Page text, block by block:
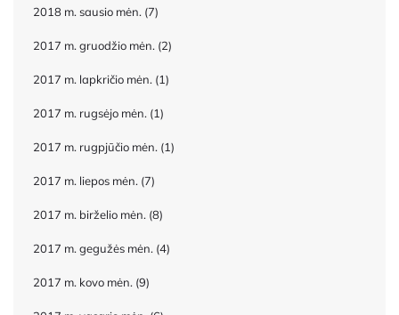
2018 m. sausio mėn. (7)
2017 m. gruodžio mėn. (2)
2017 m. lapkričio mėn. (1)
2017 m. rugsėjo mėn. (1)
2017 m. rugpjūčio mėn. (1)
2017 m. liepos mėn. (7)
2017 m. birželio mėn. (8)
2017 m. gegužės mėn. (4)
2017 m. kovo mėn. (9)